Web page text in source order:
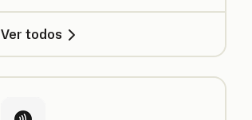
Ver todos